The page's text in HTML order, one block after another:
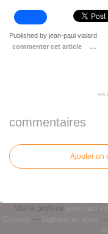
Published by jean-paul vialard
commenter cet article
…
<<
commentaires
Ajouter un
Voir le profil de jean-paul
Contact
Signaler un abus